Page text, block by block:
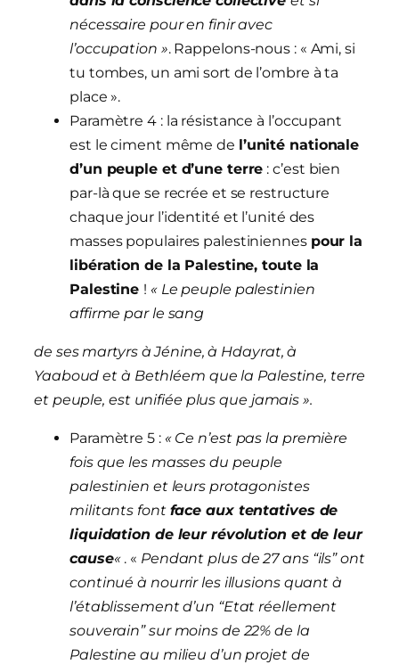
nécessaire pour en finir avec
l’occupation ». Rappelons-nous : « Ami, si
tu tombes, un ami sort de l’ombre à ta
place ».
Paramètre 4 : la résistance à l’occupant
est le ciment même de l’unité nationale
d’un peuple et d’une terre : c’est bien
par-là que se recrée et se restructure
chaque jour l’identité et l’unité des
masses populaires palestiniennes pour la
libération de la Palestine, toute la
Palestine ! « Le peuple palestinien
affirme par le sang
de ses martyrs à Jénine, à Hdayrat, à
Yaaboud et à Bethléem que la Palestine, terre
et peuple, est unifiée plus que jamais ».
Paramètre 5 :« Ce n’est pas la première
fois que les masses du peuple
palestinien et leurs protagonistes
militants font face aux tentatives de
liquidation de leur révolution et de leur
cause« . « Pendant plus de 27 ans “ils” ont
continué à nourrir les illusions quant à
l’établissement d’un “Etat réellement
souverain” sur moins de 22% de la
Palestine au milieu d’un projet de